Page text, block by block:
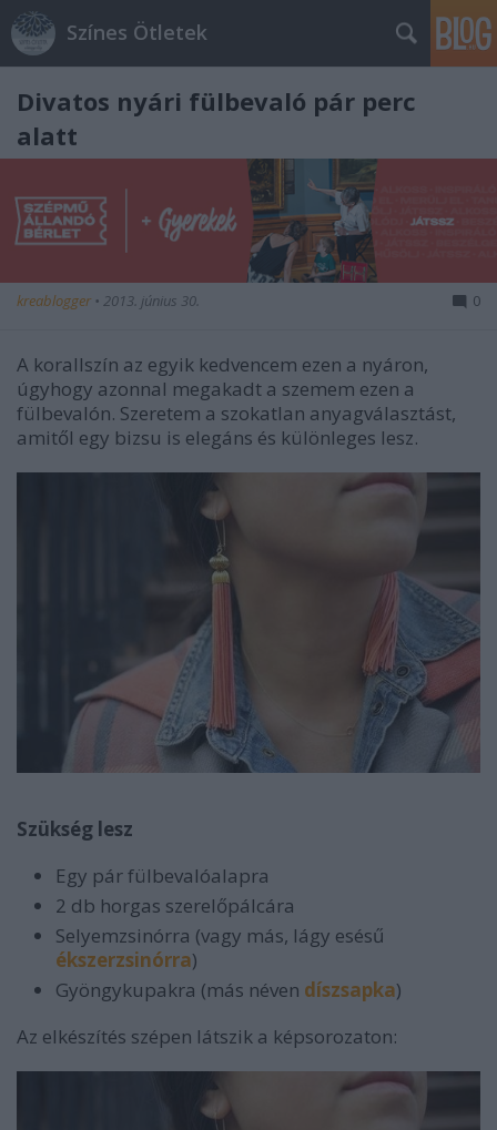
Színes Ötletek
Divatos nyári fülbevaló pár perc
alatt
kreablogger • 2013. június 30. 0
A korallszín az egyik kedvencem ezen a nyáron,
úgyhogy azonnal megakadt a szemem ezen a
fülbevalón. Szeretem a szokatlan anyagválasztást,
amitől egy bizsu is elegáns és különleges lesz.
Szükség lesz
Egy pár fülbevalóalapra
2 db horgas szerelőpálcára
Selyemzsinórra (vagy más, lágy esésű
ékszerzsinórra)
Gyöngykupakra (más néven díszsapka)
Az elkészítés szépen látszik a képsorozaton: